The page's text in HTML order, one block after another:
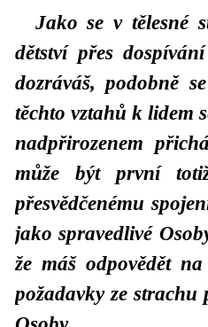
Jako se v tělesné
dětství přes
dozráváš, podobně
těchto vztahů k lidem
nadpřirozenem
může být první
přesvědčenému
jako spravedlivé
že máš odpovědět
požadavky ze